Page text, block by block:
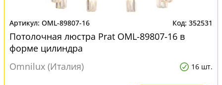
OML-89807-16 352531
Потолочная люстра Prat OML-89807-16 в
форме цилиндра
Omnilux (Италия)
16 шт.